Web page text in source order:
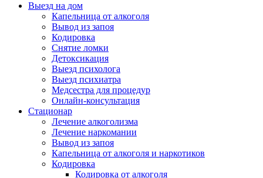
Выезд на дом
Капельница от алкоголя
Вывод из запоя
Кодировка
Снятие ломки
Детоксикация
Выезд психолога
Выезд психиатра
Медсестра для процедур
Онлайн-консультация
Стационар
Лечение алкоголизма
Лечение наркомании
Вывод из запоя
Капельница от алкоголя и наркотиков
Кодировка
Кодировка от алкоголя